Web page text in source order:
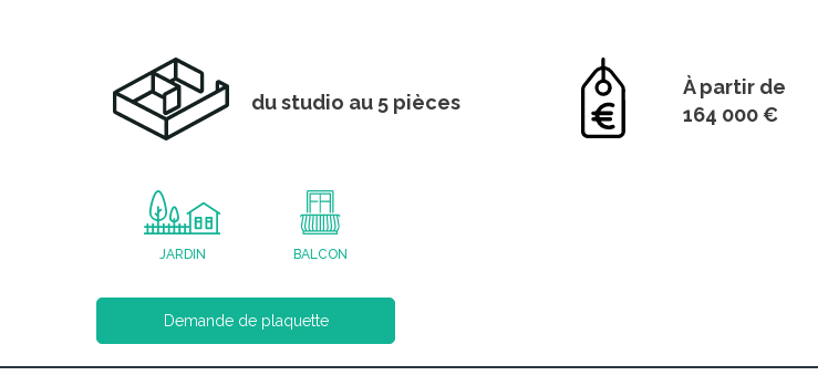
du studio au 5 pièces
À partir de
164 000 €
JARDIN BALCON
Demande de plaquette